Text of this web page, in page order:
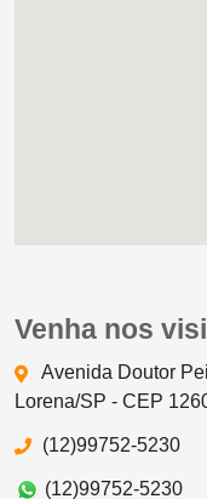
Venha nos
Avenida Doutor
Lorena/SP - CEP
(12)99752-5230
(12)99752-5230